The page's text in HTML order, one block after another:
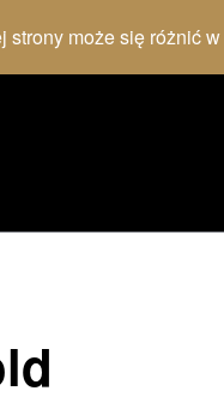
strony może się różnić